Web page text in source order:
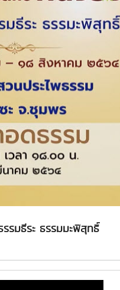
รมธีระ ธรรมมะพิสุทธิ์